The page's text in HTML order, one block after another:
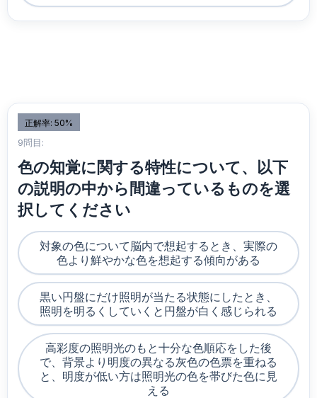
正解率: 50%
9問目:
色の知覚に関する特性について、以下
の説明の中から間違っているものを選
択してください
対象の色について脳内で想起するとき、実際の
色より鮮やかな色を想起する傾向がある
黒い円盤にだけ照明が当たる状態にしたとき、
照明を明るくしていくと円盤が白く感じられる
高彩度の照明光のもと十分な色順応をした後
で、背景より明度の異なる灰色の色票を重ねる
と、明度が低い方は照明光の色を帯びた色に見
える